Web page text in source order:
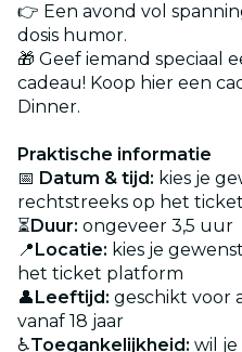
👉 Een avond vol
dosis humor.
🎁 Geef iemand speciaal
cadeau! Koop hier een
Dinner.
Praktische informatie
📅 Datum & tijd: kies je
rechtstreeks op het
⏳ Duur: ongeveer 3,5 uur
📍 Locatie: kies je
het ticket platform
👤 Leeftijd: geschikt voor
vanaf 18 jaar
♿Toegankelijkheid: wil